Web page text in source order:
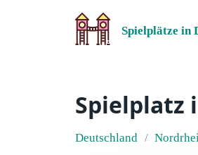
Spielplätze in
Spielplatz
Deutschland